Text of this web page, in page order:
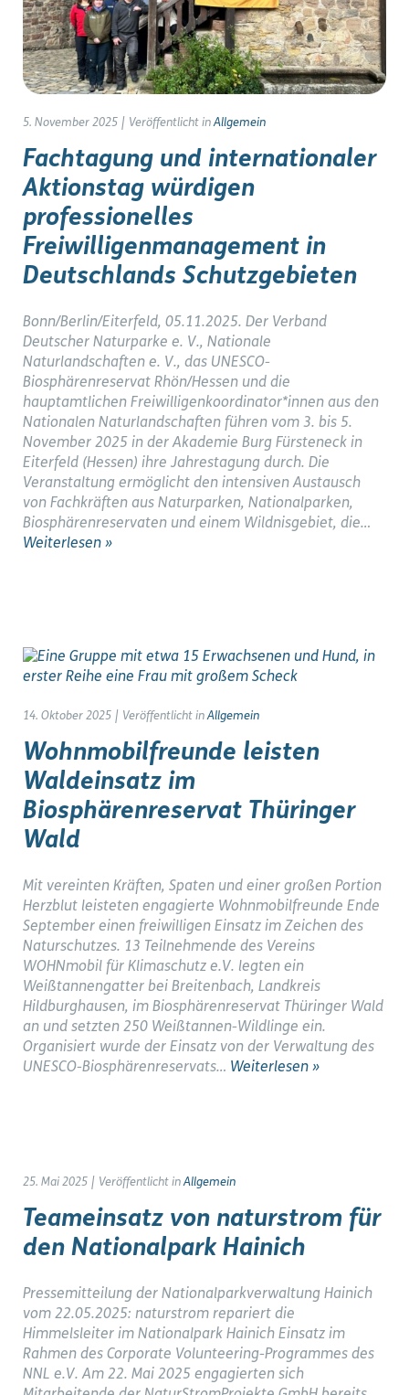
5. November 2025 | Veröffentlicht inAllgemein
Fachtagung und internationaler
Aktionstag würdigen
professionelles
Freiwilligenmanagement in
Deutschlands Schutzgebieten
Bonn/Berlin/Eiterfeld, 05.11.2025. Der Verband
Deutscher Naturparke e. V., Nationale
Naturlandschaften e. V., das UNESCO-
Biosphärenreservat Rhön/Hessen und die
hauptamtlichen Freiwilligenkoordinator*innen aus den
Nationalen Naturlandschaften führen vom 3. bis 5.
November 2025 in der Akademie Burg Fürsteneck in
Eiterfeld (Hessen) ihre Jahrestagung durch. Die
Veranstaltung ermöglicht den intensiven Austausch
von Fachkräften aus Naturparken, Nationalparken,
Biosphärenreservaten und einem Wildnisgebiet, die…
Weiterlesen »
14. Oktober 2025 | Veröffentlicht inAllgemein
Wohnmobilfreunde leisten
Waldeinsatz im
Biosphärenreservat Thüringer
Wald
Mit vereinten Kräften, Spaten und einer großen Portion
Herzblut leisteten engagierte Wohnmobilfreunde Ende
September einen freiwilligen Einsatz im Zeichen des
Naturschutzes. 13 Teilnehmende des Vereins
WOHNmobil für Klimaschutz e.V. legten ein
Weißtannengatter bei Breitenbach, Landkreis
Hildburghausen, im Biosphärenreservat Thüringer Wald
an und setzten 250 Weißtannen-Wildlinge ein.
Organisiert wurde der Einsatz von der Verwaltung des
UNESCO-Biosphärenreservats… Weiterlesen »
25. Mai 2025 | Veröffentlicht inAllgemein
Teameinsatz von naturstrom für
den Nationalpark Hainich
Pressemitteilung der Nationalparkverwaltung Hainich
vom 22.05.2025: naturstrom repariert die
Himmelsleiter im Nationalpark Hainich Einsatz im
Rahmen des Corporate Volunteering-Programmes des
NNL e.V. Am 22. Mai 2025 engagierten sich